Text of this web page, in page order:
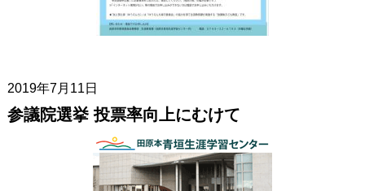
2019年7月11日
参議院選挙 投票率向上にむけて